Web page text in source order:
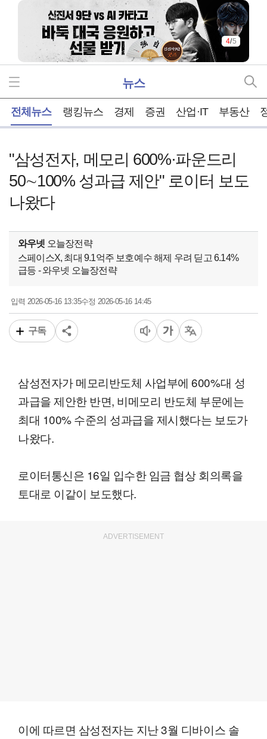
5/5
뉴스
전체뉴스 랭킹뉴스 경제 증권 산업·IT 부동산
"삼성전자, 메모리 600%·파운드리
50∼100% 성과급 제안" 로이터 보도
나왔다
와우넷 오늘장전략
스페이스X, 최대 9.1억주 보호예수 해제 우려 딛고 6.14%
급등 - 와우넷 오늘장전략
입력2026-05-16 13:35수정 2026-05-16 14:45
구독
삼성전자가 메모리반도체 사업부에 600%대 성
과급을 제안한 반면, 비메모리 반도체 부문에는
최대 100% 수준의 성과급을 제시했다는 보도가
나왔다.
로이터통신은 16일 입수한 임금 협상 회의록을
토대로 이같이 보도했다.
ADVERTISEMENT
이에 따르면 삼성전자는 지난 3월 디바이스 솔